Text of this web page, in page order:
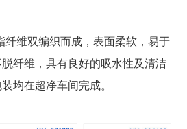
维双编织而成，表面柔软，易于
纤维，具有良好的吸水性及清洁
均在超净车间完成。